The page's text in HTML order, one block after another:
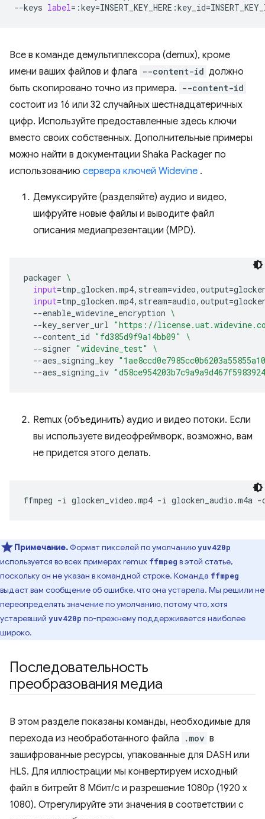
--keys label= :key=INSERT_KEY_HERE:key_id=
Все в команде демультиплексора (demux), кроме
имени ваших файлов и флага --content-id должно
быть скопировано точно из примера. --content-id
состоит из 16 или 32 случайных шестнадцатеричных
цифр. Используйте предоставленные здесь ключи
вместо своих собственных. Дополнительные примеры
можно найти в документации Shaka Packager по
использованию сервера ключей Widevine .
Демуксируйте (разделяйте) аудио и видео,
шифруйте новые файлы и выводите файл
описания медиапрезентации (MPD).
packager \
input=tmp_glocken.mp4,stream=video,output=
input=tmp_glocken.mp4,stream=audio,output=
--enable_widevine_encryption \
--key_server_url "https://
--content_id "fd385d9f9a14bb09"
\
--signer "widevine_test"
\
--aes_signing_key
--aes_signing_iv
Remux (объединить) аудио и видео потоки. Если
вы используете видеофреймворк, возможно, вам
не придется этого делать.
ffmpeg -i glocken_video.mp4 -i glocken_audio.m4a -
Примечание. Формат пикселей по умолчаниюyuv420p
используется во всех примерах remux ffmpeg в этой статье,
поскольку он не указан в командной строке. Команда ffmpeg
выдаст вам сообщение об ошибке, что она устарела. Мы решили не
переопределять значение по умолчанию, потому что, хотя
устаревший yuv420p по-прежнему поддерживается наиболее
широко.
Последовательность
преобразования медиа
В этом разделе показаны команды, необходимые для
перехода из необработанного файла
.mov в
зашифрованные ресурсы, упакованные для DASH или
HLS. Для иллюстрации мы конвертируем исходный
файл в битрейт 8 Мбит/с и разрешение 1080p (1920 x
1080). Отрегулируйте эти значения в соответствии с